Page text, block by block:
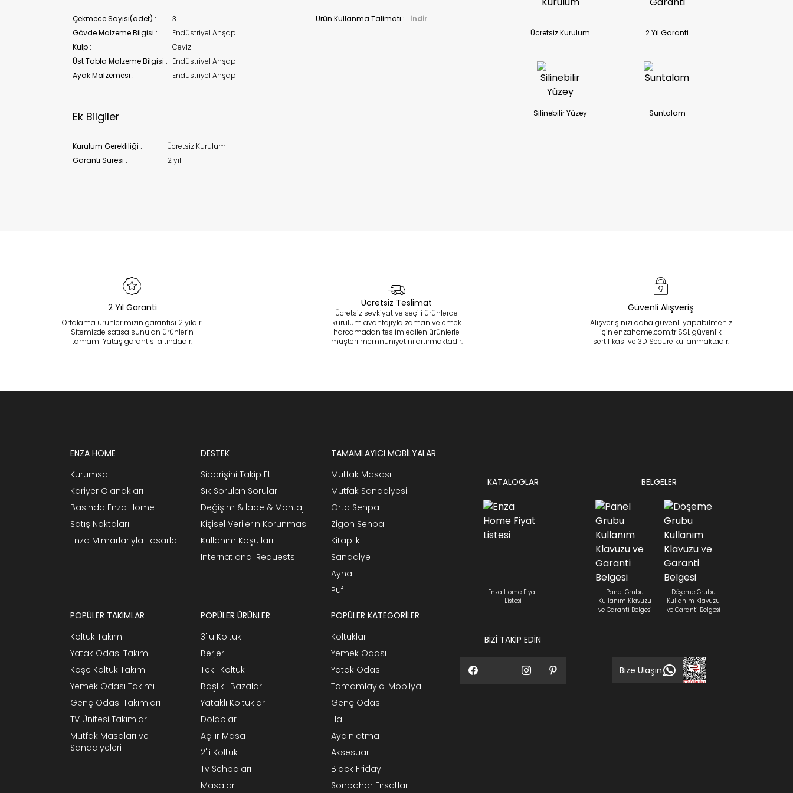
Çekmece Sayısı(adet) :
3
Gövde Malzeme Bilgisi :
Endüstriyel Ahşap
Kulp :
Ceviz
Üst Tabla Malzeme Bilgisi : Endüstriyel Ahşap
Ayak Malzemesi :
Endüstriyel Ahşap
Ek Bilgiler
Kurulum Gerekliliği :
Ücretsiz Kurulum
Garanti Süresi :
2 yıl
Ürün Kullanma Talimatı :
İndir
Ücretsiz Kurulum
2 Yıl Garanti
Silinebilir Yüzey Suntalam
2 Yıl Garanti
Ortalama ürünlerimizin garantisi 2 yıldır.
Sitemizde satışa sunulan ürünlerin
tamamı Yataş garantisi altındadır.
Ücretsiz Teslimat
Ücretsiz sevkiyat ve seçili ürünlerde
kurulum avantajıyla zaman ve emek
harcamadan teslim edilen ürünlerle
müşteri memnuniyetini artırmaktadır.
Güvenli Alışveriş
Alışverişinizi daha güvenli yapabilmeniz
için enzahome.com.tr SSL güvenlik
sertifikası ve 3D Secure kullanmaktadır.
ENZA HOME
Kurumsal
Kariyer Olanakları
Basında Enza Home
Satış Noktaları
Enza Mimarlarıyla Tasarla
DESTEK
Siparişini Takip Et
Sık Sorulan Sorular
Değişim & İade & Montaj
Kişisel Verilerin Korunması
Kullanım Koşulları
International Requests
TAMAMLAYICI MOBİLYALAR
Mutfak Masası
Mutfak Sandalyesi
Orta Sehpa
Zigon Sehpa
Kitaplık
Sandalye
Ayna
Puf
POPÜLER TAKIMLAR
Koltuk Takımı
Yatak Odası Takımı
Köşe Koltuk Takımı
Yemek Odası Takımı
Genç Odası Takımları
TV Ünitesi Takımları
Mutfak Masaları ve
Sandalyeleri
POPÜLER ÜRÜNLER
3'lü Koltuk
Berjer
Tekli Koltuk
Başlıklı Bazalar
Yataklı Koltuklar
Dolaplar
Açılır Masa
2'li Koltuk
Tv Sehpaları
Masalar
POPÜLER KATEGORİLER
Koltuklar
Yemek Odası
Yatak Odası
Tamamlayıcı Mobilya
Genç Odası
Halı
Aydınlatma
Aksesuar
Black Friday
Sonbahar Fırsatları
KATALOGLAR
Enza Home Fiyat
Listesi
BİZİ TAKİP EDİN
BELGELER
Panel Grubu
Kullanım Klavuzu
ve Garanti Belgesi
Döşeme Grubu
Kullanım Klavuzu
ve Garanti Belgesi
Bize Ulaşın